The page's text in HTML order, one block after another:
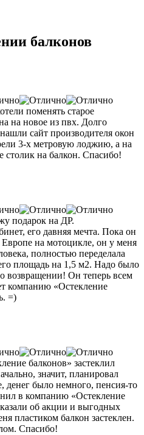
балконов
поменять старое
на новое из пвх. Долго
сайт производителя окон
3-х метровую лоджию, а на
столик на балкон. Спасибо!
подарок на ДР.
его давняя мечта. Пока он
на мотоцикле, он у меня
полностью переделала
площадь на 1,5 м2. Надо было
возвращении! Он теперь всем
компанию «Остекление
=)
балконов» застеклил
значит, планировал
было немного, пенсия-то
в компанию «Остекление
об акции и выгодных
пластиком балкон застеклен.
Спасибо!